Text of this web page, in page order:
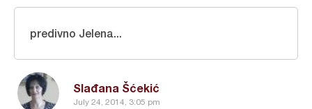
Slađana Šćekić
July 24, 2014, 3:05 pm
predivno Jelena...